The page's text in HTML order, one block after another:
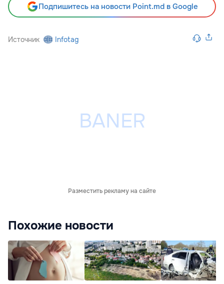
Подпишитесь на новости Point.md в Google
Источник Infotag
Разместить рекламу на сайте
Похожие новости